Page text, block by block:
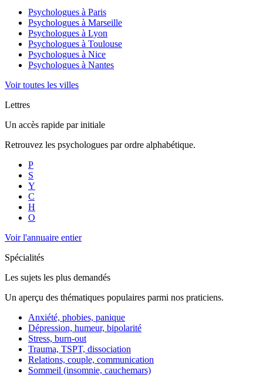
Psychologues à Paris
Psychologues à Marseille
Psychologues à Lyon
Psychologues à Toulouse
Psychologues à Nice
Psychologues à Nantes
Voir toutes les villes
Lettres
Un accès rapide par initiale
Retrouvez les psychologues par ordre alphabétique.
P
S
Y
C
H
O
Voir l'annuaire entier
Spécialités
Les sujets les plus demandés
Un aperçu des thématiques populaires parmi nos praticiens.
Anxiété, phobies, panique
Dépression, humeur, bipolarité
Stress, burn-out
Trauma, TSPT, dissociation
Relations, couple, communication
Sommeil (insomnie, cauchemars)